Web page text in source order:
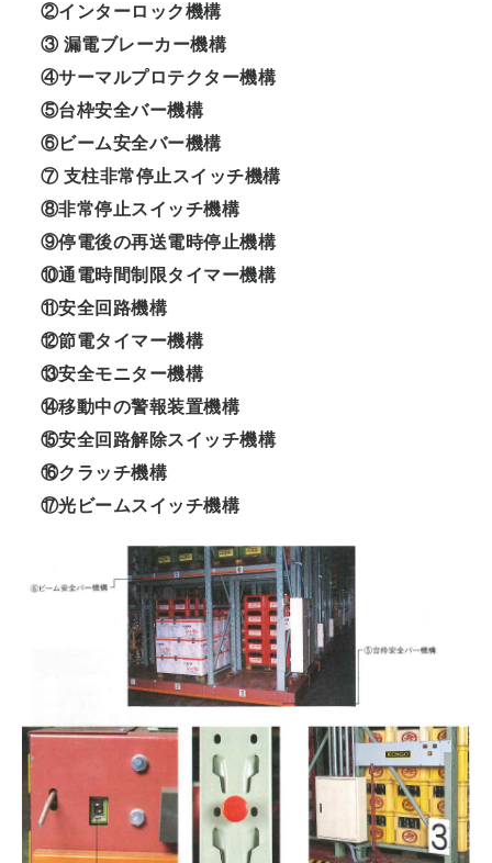
②インターロック機構
③ 漏電ブレーカー機構
④サーマルプロテクター機構
⑤台枠安全バー機構
⑥ビーム安全バー機構
⑦ 支柱非常停止スイッチ機構
⑧非常停止スイッチ機構
⑨停電後の再送電時停止機構
⑩通電時間制限タイマー機構
⑪安全回路機構
⑫節電タイマー機構
⑬安全モニター機構
⑭移動中の警報装置機構
⑮安全回路解除スイッチ機構
⑯クラッチ機構
⑰光ビームスイッチ機構